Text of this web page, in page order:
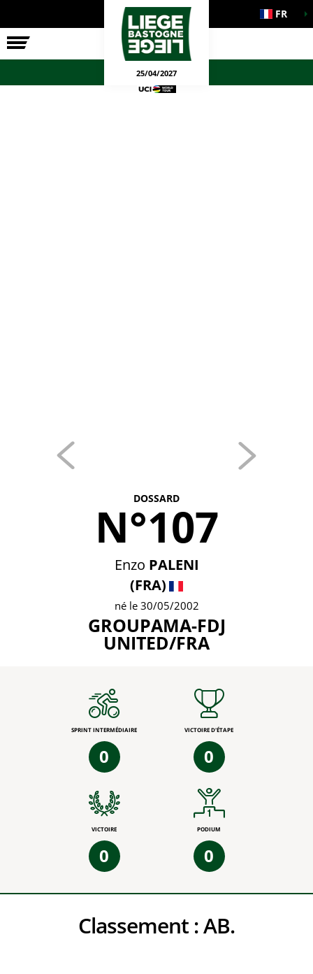
COURSE
OFFICIELS FR
25/04/2027
DOSSARD
N°107
Enzo PALENI
(FRA)
né le 30/05/2002
GROUPAMA-FDJ
UNITED/FRA
SPRINT INTERMÉDIAIRE
0
VICTOIRE D'ÉTAPE
0
VICTOIRE
0
PODIUM
0
Classement :AB.